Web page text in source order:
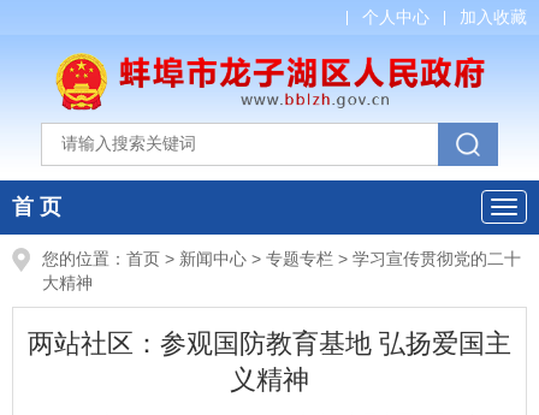
个人中心 加入收藏
首 页
您的位置： 首页 > 新闻中心 > 专题专栏 > 学习宣传贯彻党的二十
大精神
两站社区：参观国防教育基地 弘扬爱国主
义精神